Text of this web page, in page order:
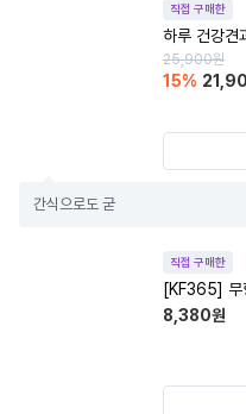
직접 구매한
하루 건강
25,900원
15%
간식으로도 굳
직접 구매한
[KF365] 무
8,380원